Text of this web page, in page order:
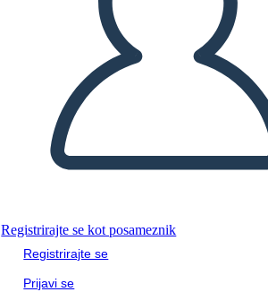
Registrirajte se kot posameznik
Registrirajte se
Prijavi se